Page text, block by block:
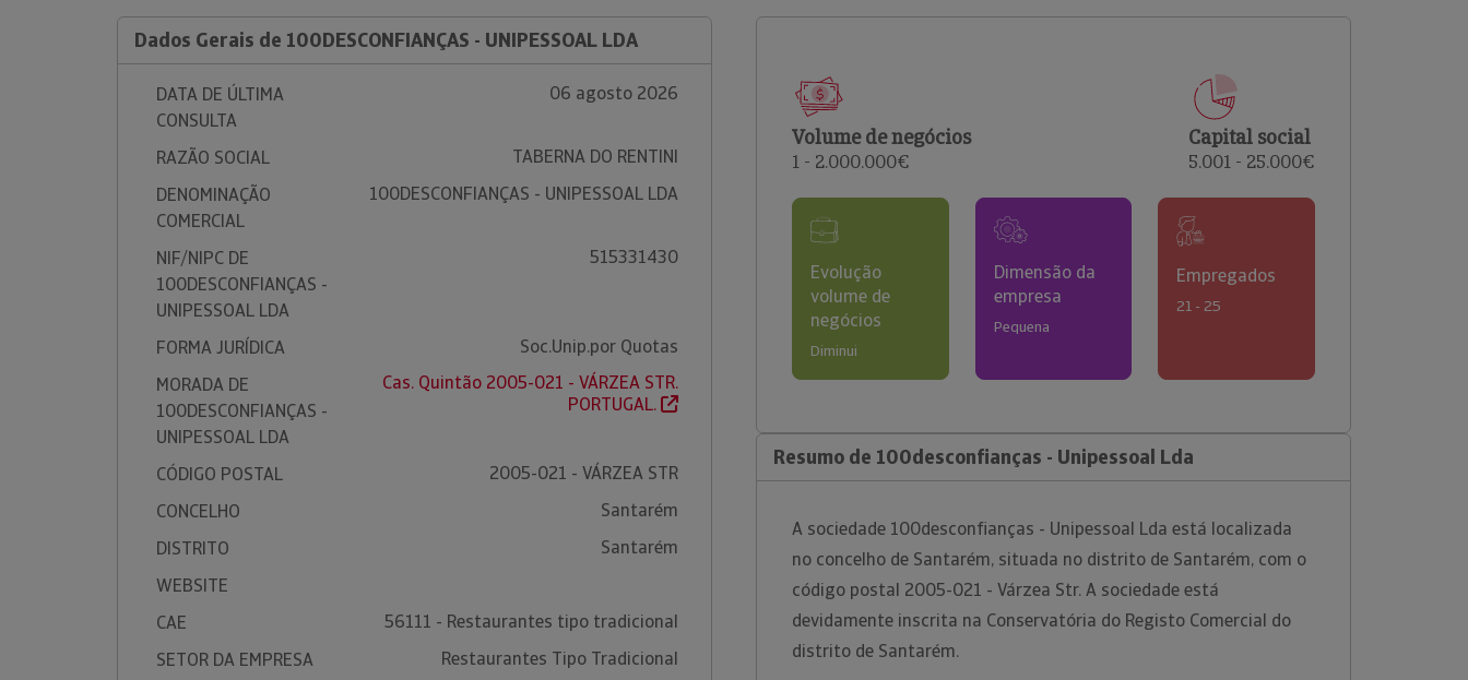
comerciais e analisar o risco de incumprimento dos
Dados Gerais de 100DESCONFIANÇAS - UNIPESSOAL LDA
DATA DE ÚLTIMA
CONSULTA
06 agosto 2026
RAZÃO SOCIAL
TABERNA DO RENTINI
DENOMINAÇÃO
COMERCIAL
100DESCONFIANÇAS - UNIPESSOAL LDA
NIF/NIPC DE
100DESCONFIANÇAS -
UNIPESSOAL LDA
515331430
FORMA JURÍDICA
Soc.Unip.por Quotas
MORADA DE
100DESCONFIANÇAS -
UNIPESSOAL LDA
Cas. Quintão 2005-021 - VÁRZEA STR.
PORTUGAL.
CÓDIGO POSTAL
2005-021 - VÁRZEA STR
CONCELHO
Santarém
DISTRITO
Santarém
WEBSITE
CAE
56111 - Restaurantes tipo tradicional
SETOR DA EMPRESA
Restaurantes Tipo Tradicional
Volume de negócios
1 - 2.000.000€
Capital social
5.001 - 25.000€
Evolução
volume de
negócios
Diminui
Dimensão da
empresa
Pequena
Empregados
21 - 25
Resumo de 100desconfianças - Unipessoal Lda
A sociedade 100desconfianças - Unipessoal Lda está localizada
no concelho de Santarém, situada no distrito de Santarém, com o
código postal 2005-021 - Várzea Str. A sociedade está
devidamente inscrita na Conservatória do Registo Comercial do
distrito de Santarém.